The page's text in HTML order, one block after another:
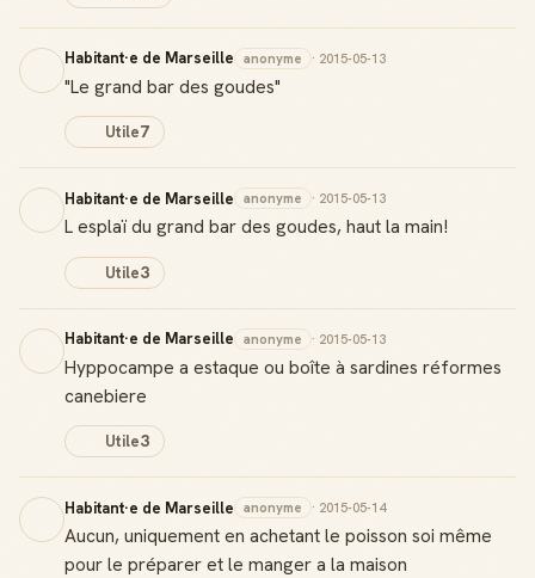
Habitant·e de Marseille anonyme · 2015-05-13
"Le grand bar des goudes"
Utile7
Habitant·e de Marseille anonyme · 2015-05-13
L esplaï du grand bar des goudes, haut la main!
Utile3
Habitant·e de Marseille anonyme · 2015-05-13
Hyppocampe a estaque ou boîte à sardines réformes
canebiere
Utile3
Habitant·e de Marseille anonyme · 2015-05-14
Aucun, uniquement en achetant le poisson soi même
pour le préparer et le manger a la maison